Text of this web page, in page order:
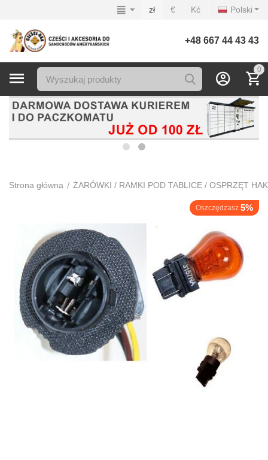
Polski
zł € Kć
+48 667 44 43 43
0
Strona główna / ŻARÓWKI / RAMKI POD TABLICE / OSPRZĘT
Oszczędzasz 5%